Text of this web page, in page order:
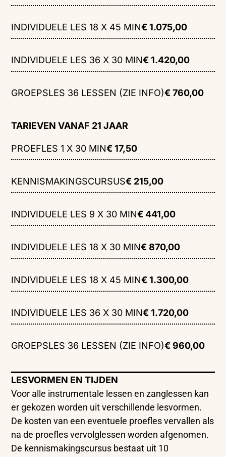
INDIVIDUELE LES 18 X 45 MIN€ 1.075,00
INDIVIDUELE LES 36 X 30 MIN€ 1.420,00
GROEPSLES 36 LESSEN (ZIE INFO)€ 760,00
TARIEVEN VANAF 21 JAAR
PROEFLES 1 X 30 MIN€ 17,50
KENNISMAKINGSCURSUS€ 215,00
INDIVIDUELE LES 9 X 30 MIN€ 441,00
INDIVIDUELE LES 18 X 30 MIN€ 870,00
INDIVIDUELE LES 18 X 45 MIN€ 1.300,00
INDIVIDUELE LES 36 X 30 MIN€ 1.720,00
GROEPSLES 36 LESSEN (ZIE INFO)€ 960,00
LESVORMEN EN TIJDEN
Voor alle instrumentale lessen en zanglessen kan
er gekozen worden uit verschillende lesvormen.
De kosten van een eventuele proefles vervallen als
na de proefles vervolglessen worden afgenomen.
De kennismakingscursus bestaat uit 10